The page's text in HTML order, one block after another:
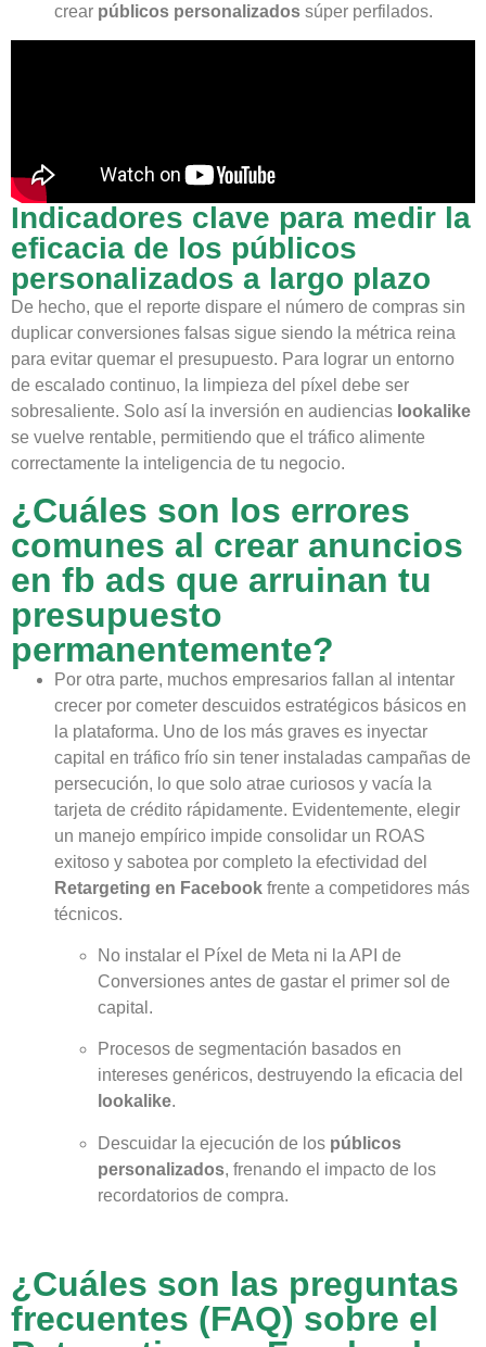
crear públicos personalizados súper perfilados.
Indicadores clave para medir la
eficacia de los públicos
personalizados a largo plazo
De hecho, que el reporte dispare el número de compras sin
duplicar conversiones falsas sigue siendo la métrica reina
para evitar quemar el presupuesto. Para lograr un entorno
de escalado continuo, la limpieza del píxel debe ser
sobresaliente. Solo así la inversión en audiencias lookalike
se vuelve rentable, permitiendo que el tráfico alimente
correctamente la inteligencia de tu negocio.
¿Cuáles son los errores
comunes al crear anuncios
en fb ads que arruinan tu
presupuesto
permanentemente?
Por otra parte, muchos empresarios fallan al intentar
crecer por cometer descuidos estratégicos básicos en
la plataforma. Uno de los más graves es inyectar
capital en tráfico frío sin tener instaladas campañas de
persecución, lo que solo atrae curiosos y vacía la
tarjeta de crédito rápidamente. Evidentemente, elegir
un manejo empírico impide consolidar un ROAS
exitoso y sabotea por completo la efectividad del
Retargeting en Facebook frente a competidores más
técnicos.
No instalar el Píxel de Meta ni la API de
Conversiones antes de gastar el primer sol de
capital.
Procesos de segmentación basados en
intereses genéricos, destruyendo la eficacia del
lookalike.
Descuidar la ejecución de los públicos
personalizados, frenando el impacto de los
recordatorios de compra.
¿Cuáles son las preguntas
frecuentes (FAQ) sobre el